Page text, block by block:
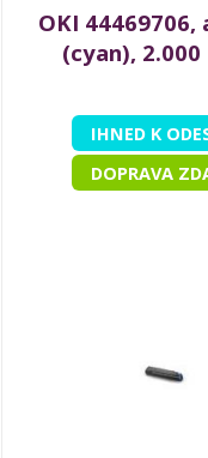
OKI 44469706,
(cyan),
IHNED K
DOPRAVA